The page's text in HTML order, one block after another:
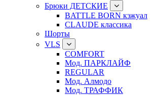
Брюки ДЕТСКИЕ
BATTLE BORN кэжуал
CLAUDE классика
Шорты
VLS
COMFORT
Мод. ПАРКЛАЙФ
REGULAR
Мод. Алмодо
Мод. ТРАФФИК